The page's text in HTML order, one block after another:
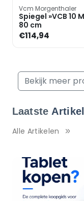
Vcm Morgenthaler
Spiegel »VCB 10
80 cm
€114,94
Bekijk meer
Laatste
Alle Artikelen